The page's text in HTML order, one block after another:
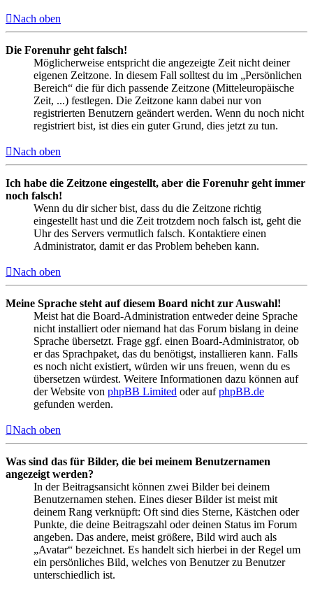
Nach oben
Die Forenuhr geht falsch!
Möglicherweise entspricht die angezeigte Zeit nicht deiner
eigenen Zeitzone. In diesem Fall solltest du im „Persönlichen
Bereich“ die für dich passende Zeitzone (Mitteleuropäische
Zeit, ...) festlegen. Die Zeitzone kann dabei nur von
registrierten Benutzern geändert werden. Wenn du noch nicht
registriert bist, ist dies ein guter Grund, dies jetzt zu tun.
Nach oben
Ich habe die Zeitzone eingestellt, aber die Forenuhr geht immer
noch falsch!
Wenn du dir sicher bist, dass du die Zeitzone richtig
eingestellt hast und die Zeit trotzdem noch falsch ist, geht die
Uhr des Servers vermutlich falsch. Kontaktiere einen
Administrator, damit er das Problem beheben kann.
Nach oben
Meine Sprache steht auf diesem Board nicht zur Auswahl!
Meist hat die Board-Administration entweder deine Sprache
nicht installiert oder niemand hat das Forum bislang in deine
Sprache übersetzt. Frage ggf. einen Board-Administrator, ob
er das Sprachpaket, das du benötigst, installieren kann. Falls
es noch nicht existiert, würden wir uns freuen, wenn du es
übersetzen würdest. Weitere Informationen dazu können auf
der Website von phpBB Limited oder aufphpBB.de
gefunden werden.
Nach oben
Was sind das für Bilder, die bei meinem Benutzernamen
angezeigt werden?
In der Beitragsansicht können zwei Bilder bei deinem
Benutzernamen stehen. Eines dieser Bilder ist meist mit
deinem Rang verknüpft: Oft sind dies Sterne, Kästchen oder
Punkte, die deine Beitragszahl oder deinen Status im Forum
angeben. Das andere, meist größere, Bild wird auch als
„Avatar“ bezeichnet. Es handelt sich hierbei in der Regel um
ein persönliches Bild, welches von Benutzer zu Benutzer
unterschiedlich ist.